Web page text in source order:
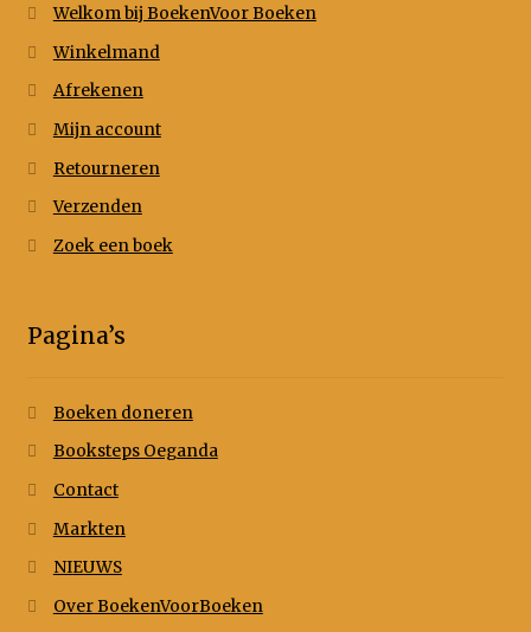
Welkom bij BoekenVoor Boeken
Winkelmand
Afrekenen
Mijn account
Retourneren
Verzenden
Zoek een boek
Pagina’s
Boeken doneren
Booksteps Oeganda
Contact
Markten
NIEUWS
Over BoekenVoorBoeken